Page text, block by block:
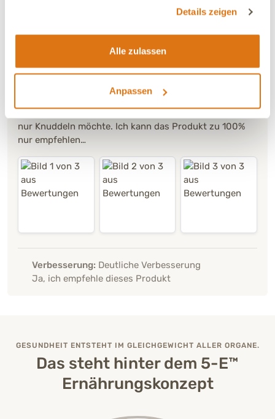
Details zeigen
Alle zulassen
Anpassen
Nach der Zahnsteinreinigung, übrigens ohne
Betäubung, gebe ich nun Oral Cura seit mehreren
Wochen. Es ist perfekt, die Zahnsteinbildung ist weg
und der Mundgeruch ist so gut, dass man die Fellnase
nur Knuddeln möchte. Ich kann das Produkt zu 100%
nur empfehlen…
Verbesserung: Deutliche Verbesserung
Ja, ich empfehle dieses Produkt
GESUNDHEIT ENTSTEHT IM GLEICHGEWICHT ALLER ORGANE.
Das steht hinter dem 5-E™
Ernährungskonzept